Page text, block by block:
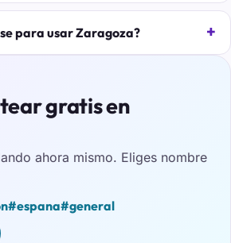
para usar Zaragoza?
gratis en
ahora mismo. Eliges nombre
#espana#general